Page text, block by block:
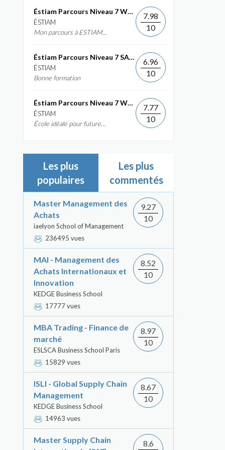
Éstiam Parcours Niveau 7 Web &...
ÉSTIAM
Mon parcours à ESTIAM...
7.98
10
Éstiam Parcours Niveau 7 SAP ERP...
ÉSTIAM
Bonne formation
6.96
10
Éstiam Parcours Niveau 7 Web &...
ÉSTIAM
École idéale pour future...
7.77
10
Les plus
populaires
Les plus
commentés
Master Management des
Achats
iaelyon School of Management
236495 vues
9.27
10
MAI - Management des
Achats Internationaux et
Innovation
KEDGE Business School
17777 vues
8.52
10
MBA Trading - Finance de
marché
ESLSCA Business School Paris
15829 vues
8.97
10
ISLI - Global Supply Chain
Management
KEDGE Business School
14963 vues
8.67
10
Master Supply Chain
8.6